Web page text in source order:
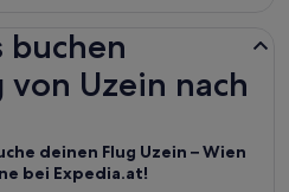
buchen
Uzein nach
deinen Flug Uzein – Wien
bei Expedia.at!
Wien